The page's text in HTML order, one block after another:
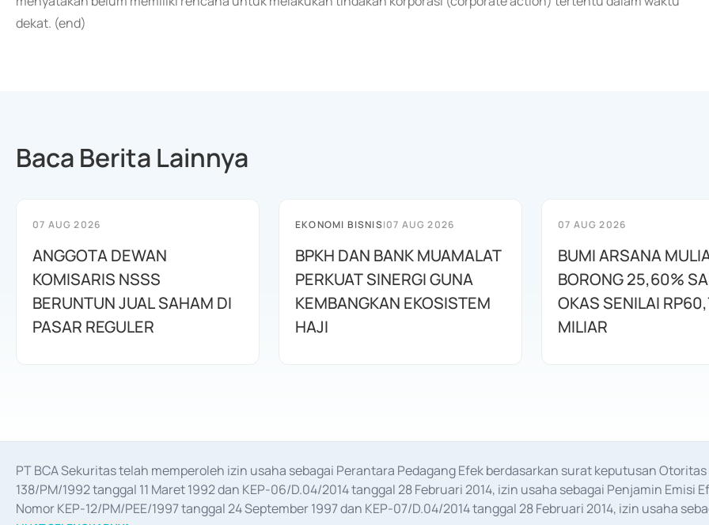
dekat. (end)
Baca Berita Lainnya
07 AUG 2026
ANGGOTA DEWAN
KOMISARIS NSSS
BERUNTUN JUAL SAHAM DI
PASAR REGULER
EKONOMI BISNIS|07 AUG 2026
BPKH DAN BANK MUAMALAT
PERKUAT SINERGI GUNA
KEMBANGKAN EKOSISTEM
HAJI
07 AUG 2026
BUMI ARSANA
BORONG 25,60%
OKAS SENILAI
MILIAR
PT BCA Sekuritas telah memperoleh izin usaha sebagai Perantara Pedagang Efek berdasarkan surat keputusan
138/PM/1992 tanggal 11 Maret 1992 dan KEP-06/D.04/2014 tanggal 28 Februari 2014, izin usaha sebagai Penjamin
Nomor KEP-12/PM/PEE/1997 tanggal 24 September 1997 dan KEP-07/D.04/2014 tanggal 28 Februari 2014, izin usaha